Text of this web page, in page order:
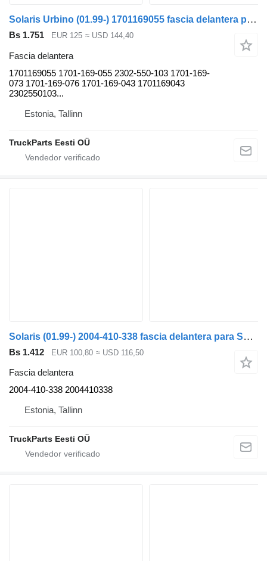
Solaris Urbino (01.99-) 1701169055 fascia delantera para Solaris Urbino, Alpino, Vacanza (1999-) autobús
Bs 1.751 EUR 125 ≈ USD 144,40
Fascia delantera
1701169055 1701-169-055 2302-550-103 1701-169-
073 1701-169-076 1701-169-043 1701169043
2302550103...
Estonia, Tallinn
TruckParts Eesti OÜ
Solaris (01.99-) 2004-410-338 fascia delantera para Solaris Urbino, Alpino, Vacanza (1999-) autobús
Bs 1.412 EUR 100,80 ≈ USD 116,50
Fascia delantera
2004-410-338 2004410338
Estonia, Tallinn
TruckParts Eesti OÜ